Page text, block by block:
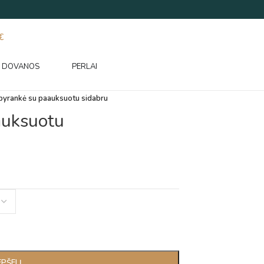
DOVANOS PERLAI
su paauksuotu sidabru